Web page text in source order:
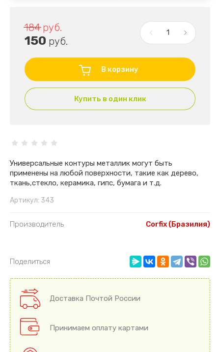
184руб.
150 руб.
В корзину
Купить в один клик
Универсальные контуры металлик могут быть
применены на любой поверхности, такие как дерево,
ткань,стекло, керамика, гипс, бумага и т.д.
Артикул: 343
Производитель Соrfix (Бразилия)
Поделиться
Доставка Почтой России
Принимаем оплату картами